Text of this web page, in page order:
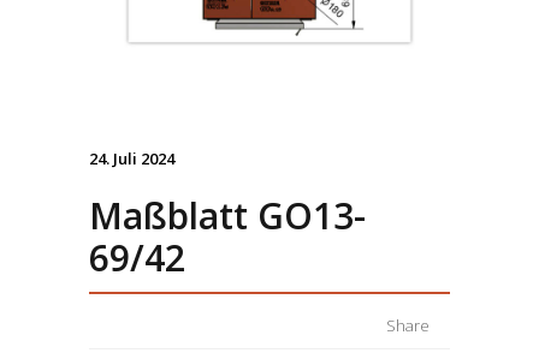
24. Juli 2024
Maßblatt GO13-
69/42
Share